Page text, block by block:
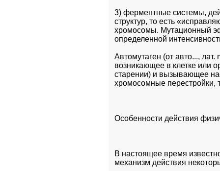
3) ферментные системы,
структур, то есть
хромосомы. Мутационный
определенной
Автомутаген (от авто...,
возникающее в клетке или
старении) и вызывающее
хромосомные перестройки,
Особенности действия
В настоящее время
механизм действия